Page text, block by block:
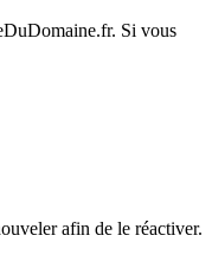
Si vous
afin de le réactiver.